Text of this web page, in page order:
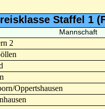
Staffel 1
Mannschaft
2
Oppertshausen